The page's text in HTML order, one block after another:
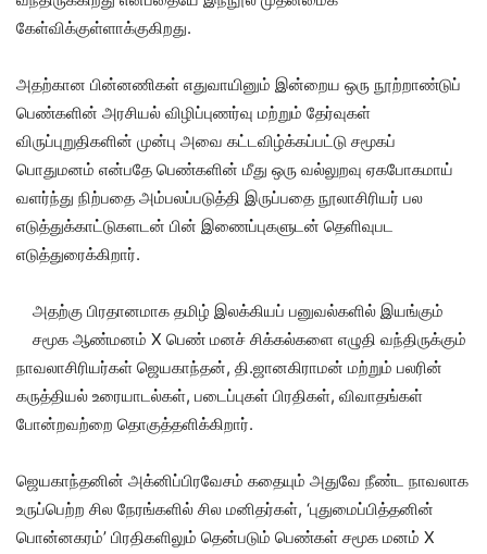
கேள்விக்குள்ளாக்குகிறது.
அதற்கான பின்னணிகள் எதுவாயினும் இன்றைய ஒரு நூற்றாண்டுப்
பெண்களின் அரசியல் விழிப்புணர்வு மற்றும் தேர்வுகள்
விருப்புறுதிகளின் முன்பு அவை கட்டவிழ்க்கப்பட்டு சமூகப்
பொதுமனம் என்பதே பெண்களின் மீது ஒரு வல்லுறவு ஏகபோகமாய்
வளர்ந்து நிற்பதை அம்பலப்படுத்தி இருப்பதை நூலாசிரியர் பல
எடுத்துக்காட்டுகளடன் பின் இணைப்புகளுடன் தெளிவுபட
எடுத்துரைக்கிறார்.
அதற்கு பிரதானமாக தமிழ் இலக்கியப் பனுவல்களில் இயங்கும்
சமூக ஆண்மனம் X பெண் மனச் சிக்கல்களை எழுதி வந்திருக்கும்
நாவலாசிரியர்கள் ஜெயகாந்தன், தி.ஜானகிராமன் மற்றும் பலரின்
கருத்தியல் உரையாடல்கள், படைப்புகள் பிரதிகள், விவாதங்கள்
போன்றவற்றை தொகுத்தளிக்கிறார்.
ஜெயகாந்தனின் அக்னிப்பிரவேசம் கதையும் அதுவே நீண்ட நாவலாக
உருப்பெற்ற சில நேரங்களில் சில மனிதர்கள், ‘புதுமைப்பித்தனின்
பொன்னகரம்’ பிரதிகளிலும் தென்படும் பெண்கள் சமூக மனம் X